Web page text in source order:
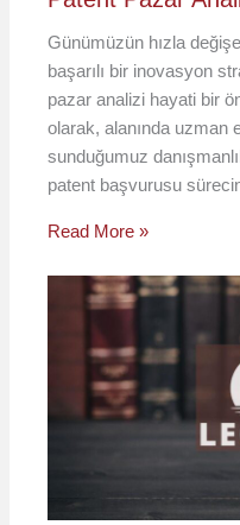
Günümüzün hızla
başarılı bir inovasyon
pazar analizi hayati bir
olarak, alanında uzman
sunduğumuz
patent başvurusu
Read More »